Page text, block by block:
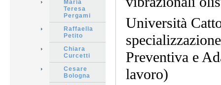
Maria
Teresa
Pergami
Raffaella
Petito
Chiara
Curcetti
Cesare
Bologna
Università
Preventiva e
lavoro)